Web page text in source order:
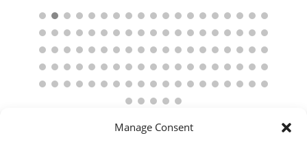
Manage Consent